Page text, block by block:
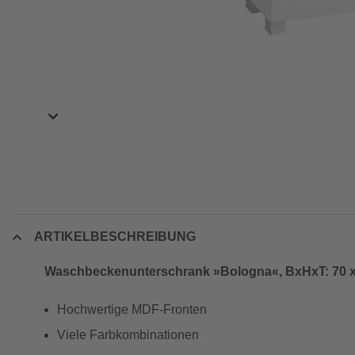
ARTIKELBESCHREIBUNG
Waschbeckenunterschrank »Bologna«, BxHxT: 70
Hochwertige MDF-Fronten
Viele Farbkombinationen